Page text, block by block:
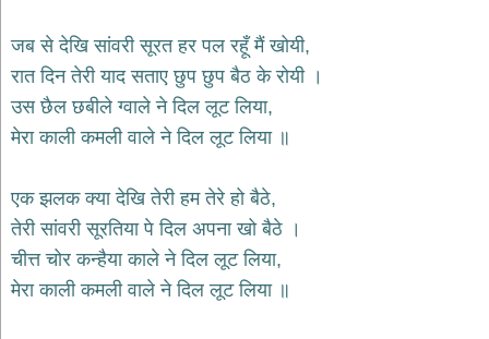
bhajans
हनुमान
भजन
hanuman
bhajans
भजन
sai
bhajans
जैन
भजन
जब से देखि सांवरी सूरत हर पल रहूँ मैं खोयी,
रात दिन तेरी याद सताए छुप छुप बैठ के रोयी ।
उस छैल छबीले ग्वाले ने दिल लूट लिया,
मेरा काली कमली वाले ने दिल लूट लिया ॥
एक झलक क्या देखि तेरी हम तेरे हो बैठे,
तेरी सांवरी सूरतिया पे दिल अपना खो बैठे ।
चीत्त चोर कन्हैया काले ने दिल लूट लिया,
मेरा काली कमली वाले ने दिल लूट लिया ॥